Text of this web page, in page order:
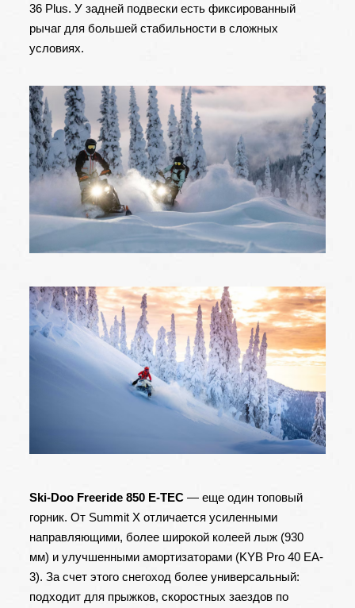
36 Plus. У задней подвески есть фиксированный
рычаг для большей стабильности в сложных
условиях.
Ski-Doo Freeride 850 E-TEC— еще один топовый
горник. От Summit X отличается усиленными
направляющими, более широкой колеей лыж (930
мм) и улучшенными амортизаторами (KYB Pro 40 EA-
3). За счет этого снегоход более универсальный:
подходит для прыжков, скоростных заездов по